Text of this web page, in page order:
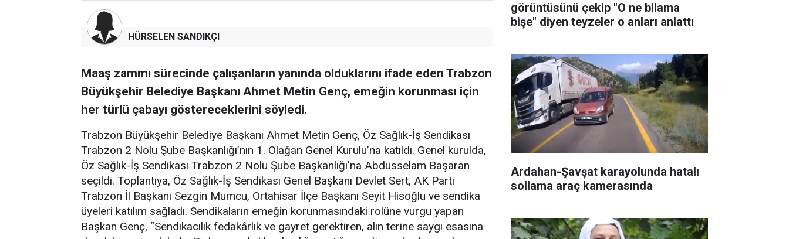
HÜRSELEN SANDIKÇI
Maaş zammı sürecinde çalışanların yanında olduklarını ifade eden Trabzon
Büyükşehir Belediye Başkanı Ahmet Metin Genç, emeğin korunması için
her türlü çabayı göstereceklerini söyledi.
Trabzon Büyükşehir Belediye Başkanı Ahmet Metin Genç, Öz Sağlık-İş Sendikası
Trabzon 2 Nolu Şube Başkanlığı’nın 1. Olağan Genel Kurulu’na katıldı. Genel kurulda,
Öz Sağlık-İş Sendikası Trabzon 2 Nolu Şube Başkanlığı’na Abdüsselam Başaran
seçildi. Toplantıya, Öz Sağlık-İş Sendikası Genel Başkanı Devlet Sert, AK Parti
Trabzon İl Başkanı Sezgin Mumcu, Ortahisar İlçe Başkanı Seyit Hisoğlu ve sendika
üyeleri katılım sağladı. Sendikaların emeğin korunmasındaki rolüne vurgu yapan
Başkan Genç, “Sendikacılık fedakârlık ve gayret gerektiren, alın terine saygı esasına
görüntüsünü çekip "O ne bilama
bişe" diyen teyzeler o anları anlattı
Ardahan-Şavşat karayolunda hatalı
sollama araç kamerasında